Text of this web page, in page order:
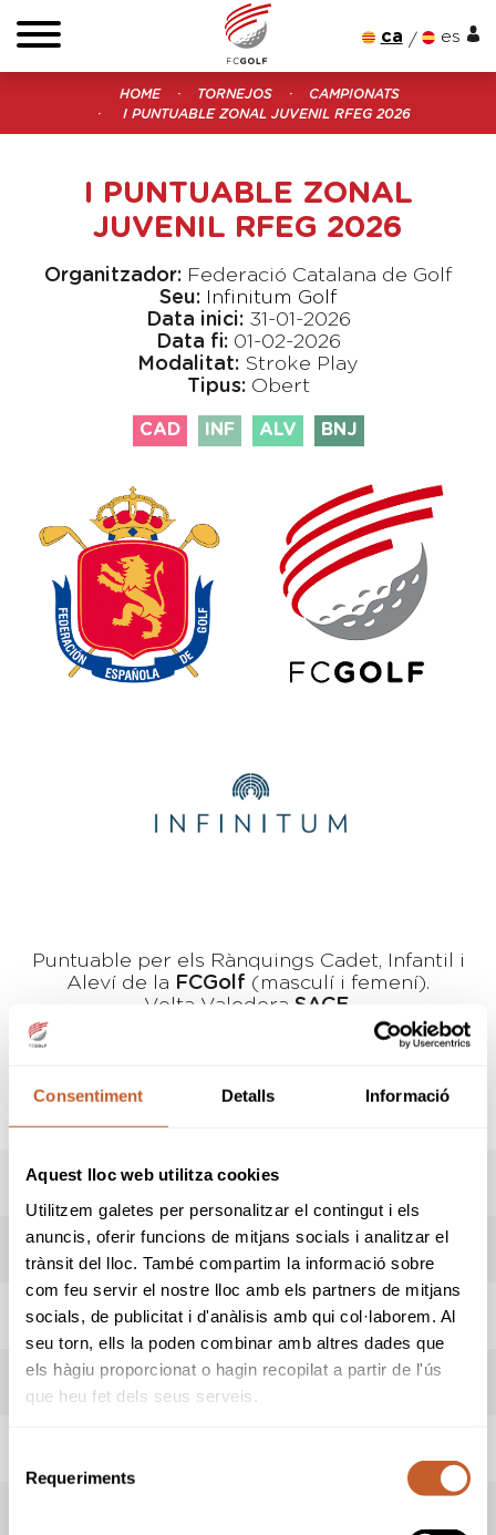
Consentiment Detalls Informació
Aquest lloc web utilitza cookies
Utilitzem galetes per personalitzar el contingut i els
anuncis, oferir funcions de mitjans socials i analitzar el
trànsit del lloc. També compartim la informació sobre
com feu servir el nostre lloc amb els partners de mitjans
socials, de publicitat i d'anàlisis amb qui col·laborem. Al
seu torn, ells la poden combinar amb altres dades que
els hàgiu proporcionat o hagin recopilat a partir de l'ús
que heu fet dels seus serveis.
Requeriments
ca es
HOME TORNEJOS
CAMPIONATS
I PUNTUABLE ZONAL JUVENIL RFEG 2026
I PUNTUABLE ZONAL
JUVENIL RFEG 2026
Organitzador: Federació Catalana de Golf
Seu: Infinitum Golf
Data inici: 31-01-2026
Data fi: 01-02-2026
Modalitat: Stroke Play
Tipus: Obert
CAD INF ALV BNJ
Puntuable per els Rànquings Cadet, Infantil i
Aleví de la FCGolf (masculí i femení).
Volta Valedora SACE
MASCULÍ : Rec.HILLS / RUINS
PREMIS
RESULTATS
HORARI SORTIDES
ADMESOS/ES